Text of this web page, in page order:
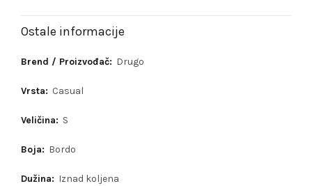
Ostale informacije
Brend / Proizvođač: Drugo
Vrsta: Casual
Veličina: S
Boja: Bordo
Dužina: Iznad koljena